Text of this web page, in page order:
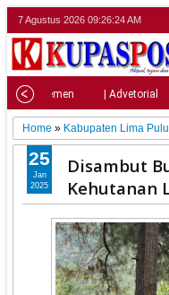
7 Agustus 2026 09:26:26 AM
| Parlemen | Advetorial
Home » Kabupaten Lima
Disambut
Kehutanan
25
Jan
2025